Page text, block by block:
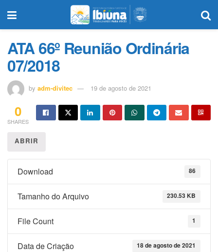
ATA 66º Reunião Ordinária
07/2018
by adm-divitec 19 de agosto de 2021
0
SHARES
ABRIR
Download 86
Tamanho do Arquivo 230.53 KB
File Count 1
Data de Criação 18 de agosto de 2021